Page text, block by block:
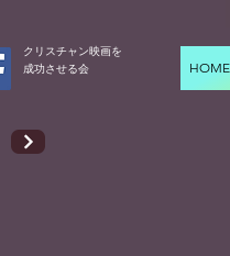
クリスチャン映画を
成功させる会​